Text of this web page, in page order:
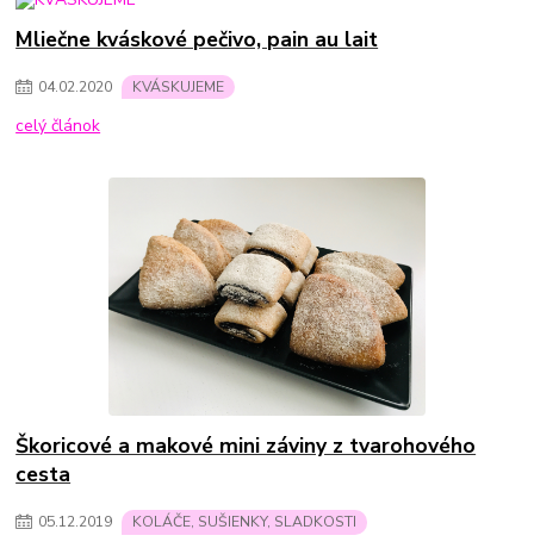
Mliečne kváskové pečivo, pain au lait
04.02.2020 KVÁSKUJEME
celý článok
Škoricové a makové mini záviny z tvarohového
cesta
05.12.2019 KOLÁČE, SUŠIENKY, SLADKOSTI